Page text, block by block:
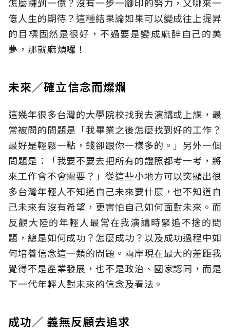
億人生的期待？這種結果論如果可以變成往上提昇
的目標固然是很好，不過要是變成麻醉自己的美
夢，那就麻煩囉！
未來∕確立信念而燦爛
這幾年很多台灣的大學院校找我去演講或上課，最
常被問的問題是「我畢業之後怎麼找到好的工作？
最好是輕鬆一點，錢卻跟你一樣多的。」另外一個
問題是：「我要不要去把所有的證照都考一考，將
來工作會不會需要？」從這些小地方可以突顯出很
多台灣年輕人不知道自己未來要什麼，也不知道自
己未來有沒有希望，更害怕自己如何面對未來。而
反觀大陸的年輕人最常在我演講時緊追不捨的問
題，總是如何成功？怎麼成功？以及成功過程中如
何培養信念這一類的問題。兩岸現在最大的差距我
覺得不是產業發展，也不是政治、國家認同，而是
下一代年輕人對未來的信念及看法。
成功∕ 義無反顧去追求